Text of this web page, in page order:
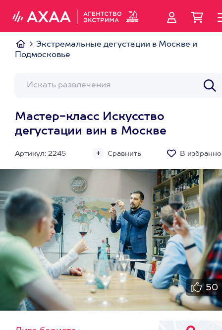
Экстремальные дегустации в Москве и
Подмосковье
Мастер-класс Искусство
дегустации вин в Москве
Артикул: 2245 Сравнить В
50